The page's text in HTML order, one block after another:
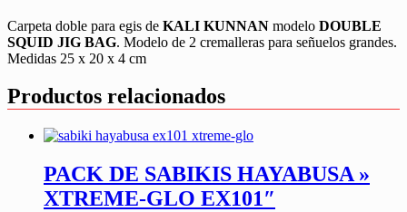
Carpeta doble para egis de KALI KUNNAN modelo DOUBLE
SQUID JIG BAG. Modelo de 2 cremalleras para señuelos grandes.
Medidas 25 x 20 x 4 cm
Productos relacionados
PACK DE SABIKIS HAYABUSA »
XTREME-GLO EX101″